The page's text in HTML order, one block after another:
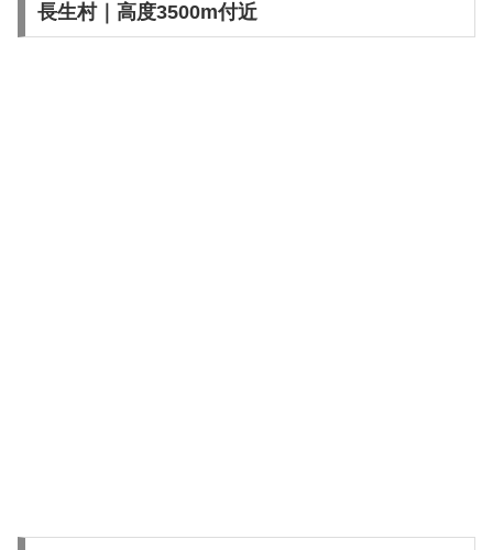
長生村｜高度3500m付近